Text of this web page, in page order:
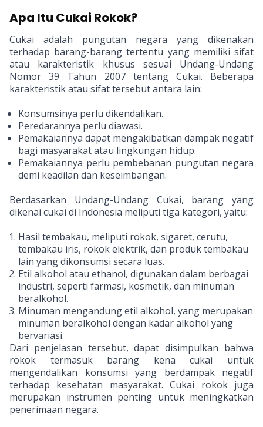
Apa Itu Cukai Rokok?
Cukai adalah pungutan negara yang dikenakan
terhadap barang-barang tertentu yang memiliki sifat
atau karakteristik khusus sesuai Undang-Undang
Nomor 39 Tahun 2007 tentang Cukai. Beberapa
karakteristik atau sifat tersebut antara lain:
Konsumsinya perlu dikendalikan.
Peredarannya perlu diawasi.
Pemakaiannya dapat mengakibatkan dampak negatif
bagi masyarakat atau lingkungan hidup.
Pemakaiannya perlu pembebanan pungutan negara
demi keadilan dan keseimbangan.
Berdasarkan Undang-Undang Cukai, barang yang
dikenai cukai di Indonesia meliputi tiga kategori, yaitu:
Hasil tembakau, meliputi rokok, sigaret, cerutu,
tembakau iris, rokok elektrik, dan produk tembakau
lain yang dikonsumsi secara luas.
Etil alkohol atau ethanol, digunakan dalam berbagai
industri, seperti farmasi, kosmetik, dan minuman
beralkohol.
Minuman mengandung etil alkohol, yang merupakan
minuman beralkohol dengan kadar alkohol yang
bervariasi.
Dari penjelasan tersebut, dapat disimpulkan bahwa
rokok termasuk barang kena cukai untuk
mengendalikan konsumsi yang berdampak negatif
terhadap kesehatan masyarakat. Cukai rokok juga
merupakan instrumen penting untuk meningkatkan
penerimaan negara.